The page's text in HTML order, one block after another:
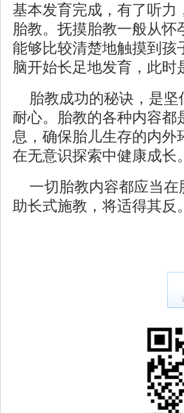
基本发育完成，有了听力
胎教。抚摸胎教一般从
能够比较清楚地触摸到孩
脑开始长足地发育，此时
胎教成功的秘诀，是
耐心。胎教的各种内容都
息，确保胎儿生存的内外
在无意识探索中健康成长。
一切胎教内容都应当
助长式施教，将适得其反。